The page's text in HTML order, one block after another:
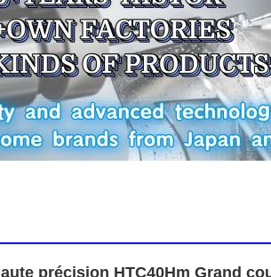
précision HTC40Hm Grand